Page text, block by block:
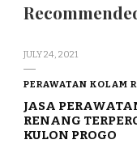
JULY 24, 2021
PERAWATAN KOLAM
JASA
RENANG
KULON PROGO